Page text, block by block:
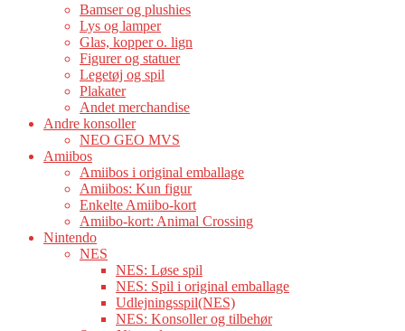
Bamser og plushies
Lys og lamper
Glas, kopper o. lign
Figurer og statuer
Legetøj og spil
Plakater
Andet merchandise
Andre konsoller
NEO GEO MVS
Amiibos
Amiibos i original emballage
Amiibos: Kun figur
Enkelte Amiibo-kort
Amiibo-kort: Animal Crossing
Nintendo
NES
NES: Løse spil
NES: Spil i original emballage
Udlejningsspil(NES)
NES: Konsoller og tilbehør